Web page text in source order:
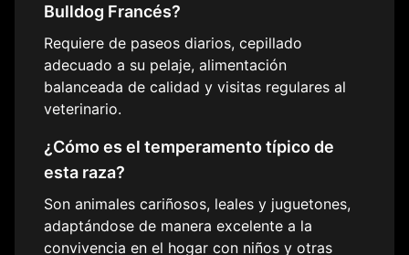
Bulldog Francés?
Requiere de paseos diarios, cepillado
adecuado a su pelaje, alimentación
balanceada de calidad y visitas regulares al
veterinario.
¿Cómo es el temperamento típico de
esta raza?
Son animales cariñosos, leales y juguetones,
adaptándose de manera excelente a la
convivencia en el hogar con niños y otras